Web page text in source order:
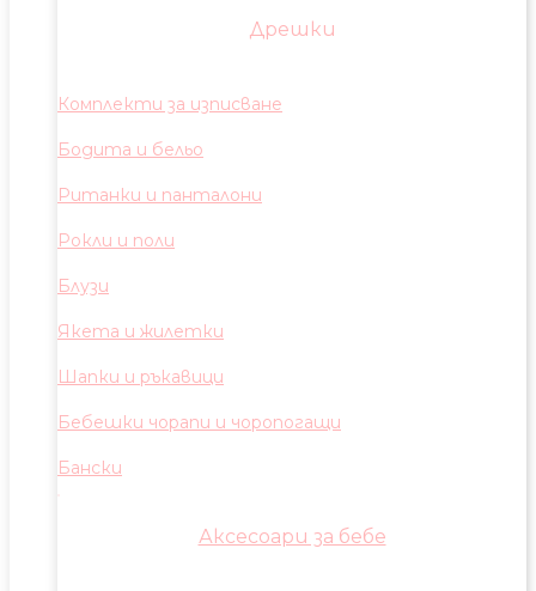
Дрешки
Комплекти за изписване
Бодита и бельо
Ританки и панталони
Рокли и поли
Блузи
Якета и жилетки
Шапки и ръкавици
Бебешки чорапи и чоропогащи
Бански
Аксесоари за бебе